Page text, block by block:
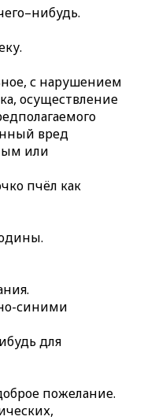
столовой
человек.
лист.
народный
с нарушением
осуществление
вред
или
пчёл как
синими
для
пожелание.